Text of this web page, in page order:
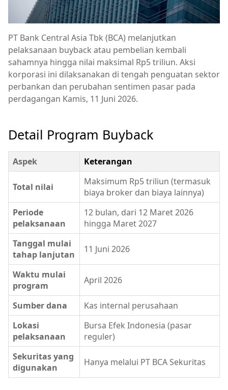
PT Bank Central Asia Tbk (BCA) melanjutkan
pelaksanaan buyback atau pembelian kembali
sahamnya hingga nilai maksimal Rp5 triliun. Aksi
korporasi ini dilaksanakan di tengah penguatan sektor
perbankan dan perubahan sentimen pasar pada
perdagangan Kamis, 11 Juni 2026.
Detail Program Buyback
Aspek Keterangan
Total nilai
Maksimum Rp5 triliun (termasuk
biaya broker dan biaya lainnya)
Periode
pelaksanaan
12 bulan, dari 12 Maret 2026
hingga Maret 2027
Tanggal mulai
tahap lanjutan
11 Juni 2026
Waktu mulai
program
April 2026
Sumber dana
Kas internal perusahaan
Lokasi
pelaksanaan
Bursa Efek Indonesia (pasar
reguler)
Sekuritas yang
digunakan
Hanya melalui PT BCA Sekuritas